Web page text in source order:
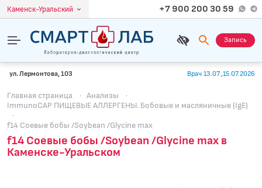
Каменск-Уральский +7 900 200 30 59
Запись
ул. Лермонтова, 103 Врач 13.07.,15.07.2026
Главная страница · Анализы
·
ImmunoCAP ПИЩЕВЫЕ АЛЛЕРГЕНЫ. Бобовые и масляничные (IgE)
·
f14 Соевые бобы /Soybean /Glycine max
f14 Соевые бобы /Soybean /Glycine max в
Каменске-Уральском